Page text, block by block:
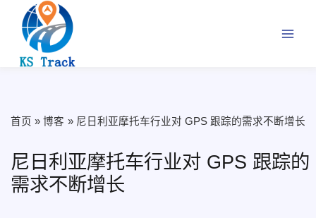
首页 博客 尼日利亚摩托车行业对 GPS 跟踪的需求不断增长
尼日利亚摩托车行业对 GPS 跟踪的
需求不断增长